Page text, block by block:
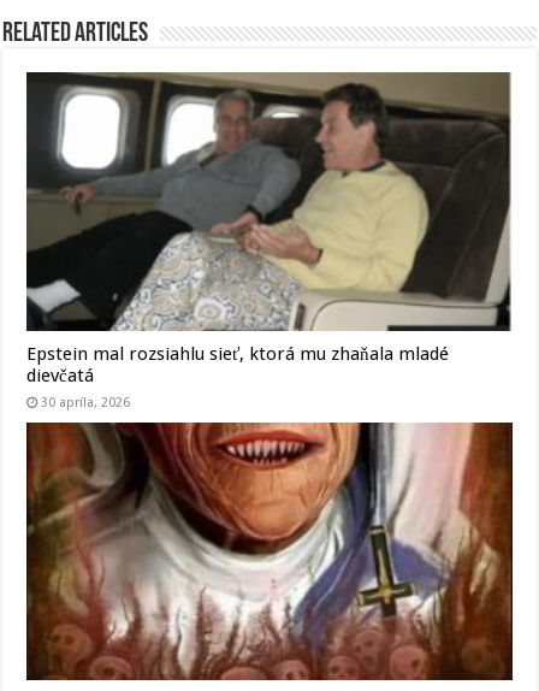
Related Articles
Epstein mal rozsiahlu sieť, ktorá mu zhaňala mladé
dievčatá
30 apríla, 2026